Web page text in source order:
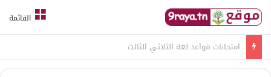
القائمة
امتحانات قواعد لغة الثلاثي الثالث